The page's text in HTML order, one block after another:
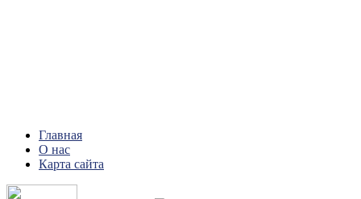
Главная
О нас
Карта сайта